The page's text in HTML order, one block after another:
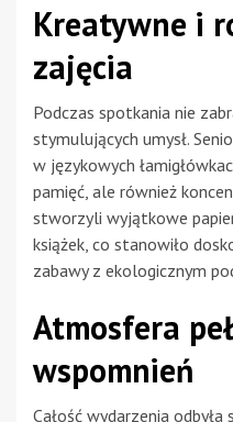
Kreatywne i
zajęcia
Podczas spotkania nie
stymulujących umysł.
w językowych
pamięć, ale również
stworzyli wyjątkowe
książek, co stanowiło
zabawy z ekologicznym
Atmosfera
wspomnień
Całość wydarzenia